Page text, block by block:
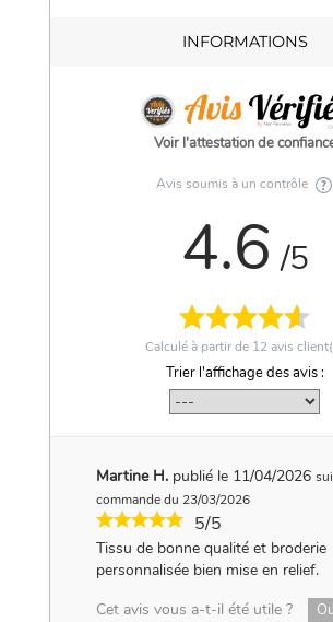
INFORMATIONS
Voir l'attestation de
Avis soumis à un contrôle
4.6 /5
Calculé à partir de 12 avis
Trier l'affichage des avis :
Martine H. publié le 11/04/2026
commande du 23/03/2026
5/5
Tissu de bonne qualité et broderie
personnalisée bien mise en relief.
Cet avis vous a-t-il été utile ?